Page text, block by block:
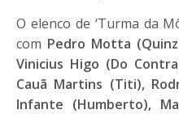
O elenco de ‘Turma da
com Pedro Motta
Vinicius Higo (Do
Cauã Martins (Titi),
Infante (Humberto),